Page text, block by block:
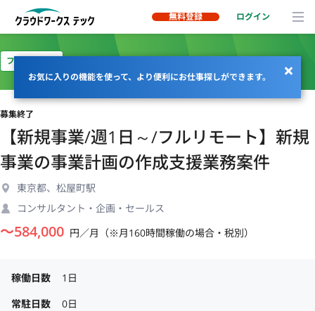
無料登録 ログイン
お気に入りの機能を使って、より便利にお仕事探しができます。
フルリモート
募集終了
【新規事業/週1日～/フルリモート】新規
事業の事業計画の作成支援業務案件
東京都、松屋町駅
コンサルタント・企画・セールス
〜584,000 円／月（※月160時間稼働の場合・税別）
稼働日数
1日
常駐日数
0日